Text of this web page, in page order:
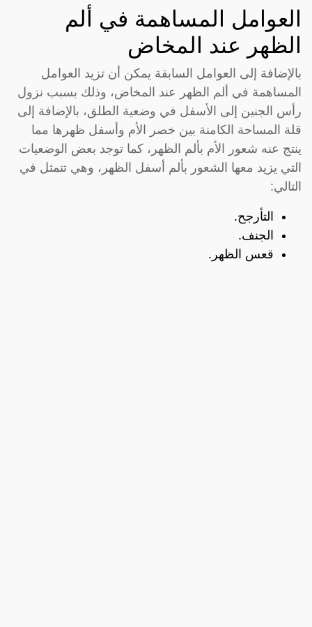
العوامل المساهمة في ألم
الظهر عند المخاض
بالإضافة إلى العوامل السابقة يمكن أن تزيد العوامل
المساهمة في ألم الظهر عند المخاض، وذلك بسبب نزول
رأس الجنين إلى الأسفل في وضعية الطلق، بالإضافة إلى
قلة المساحة الكامنة بين خصر الأم وأسفل ظهرها مما
ينتج عنه شعور الأم بألم الظهر، كما توجد بعض الوضعيات
التي يزيد معها الشعور بألم أسفل الظهر، وهي تتمثل في
التالي:
التأرجح.
الجنف.
قعس الظهر.